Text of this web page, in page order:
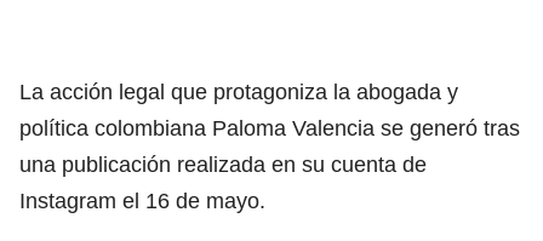
La acción legal que protagoniza la abogada y
política colombiana Paloma Valencia se generó tras
una publicación realizada en su cuenta de
Instagram el 16 de mayo.